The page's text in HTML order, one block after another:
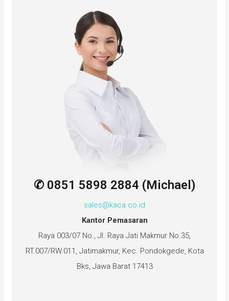
✆ 0851 5898 2884 (Michael)
sales@kaca.co.id
Kantor Pemasaran
Raya 003/07 No., Jl. Raya Jati Makmur No.35,
RT.007/RW.011, Jatimakmur, Kec. Pondokgede, Kota
Bks, Jawa Barat 17413